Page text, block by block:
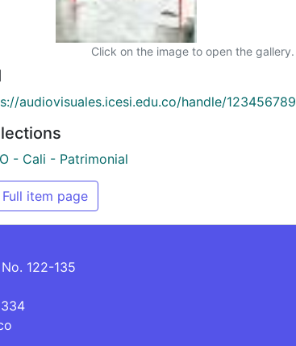
Click on the image to open the gallery.
audiovisuales.icesi.edu.co/handle/
- Cali - Patrimonial
Full item page
122-135